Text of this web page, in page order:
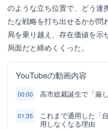
のような立ち位置で、どう連
たな戦略を打ち出せるかが問
局を乗り越え、存在価値を示
局面だと締めくくった。
YouTubeの動画内容
00:00 高市総裁誕生で「厳
01:35
これまで通用した「
用しなくなる理由